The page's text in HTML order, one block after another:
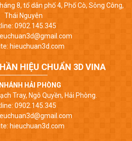
8, tổ dân phố 4, Phố Cò, Sông Công,
Thái Nguyên
0902.145.345
hieuchuan3d.com
HIỆU CHUẨN 3D VINA
HẢI PHÒNG
Tray, Ngô Quyền, Hải Phòng.
0902.145.345
hieuchuan3d.com